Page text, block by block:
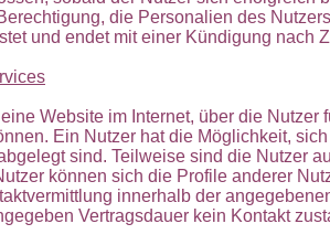
die Personalien des
und endet mit einer Kündigung nach
Website im Internet, über die
Ein Nutzer hat die Möglichkeit,
sind. Teilweise sind die Nutzer
können sich die Profile anderer
innerhalb der
Vertragsdauer kein Kontakt